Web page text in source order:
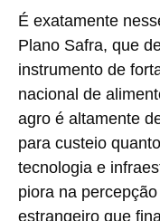
É exatamente
Plano Safra, que
instrumento de
nacional de
agro é altamente
para custeio
tecnologia e
piora na
estrangeiro que